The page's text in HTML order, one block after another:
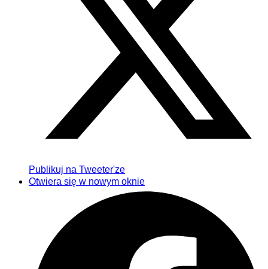
Publikuj na Tweeter'ze
Otwiera się w nowym oknie